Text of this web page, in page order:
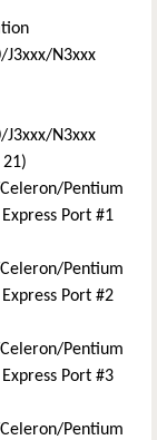
J3xxx/N3xxx
J3xxx/N3xxx
Pentium
Port #1
Pentium
Port #2
Pentium
Port #3
Pentium